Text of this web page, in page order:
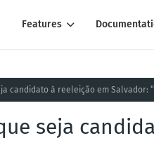
Features
candidato à reeleição em Salvador:
seja